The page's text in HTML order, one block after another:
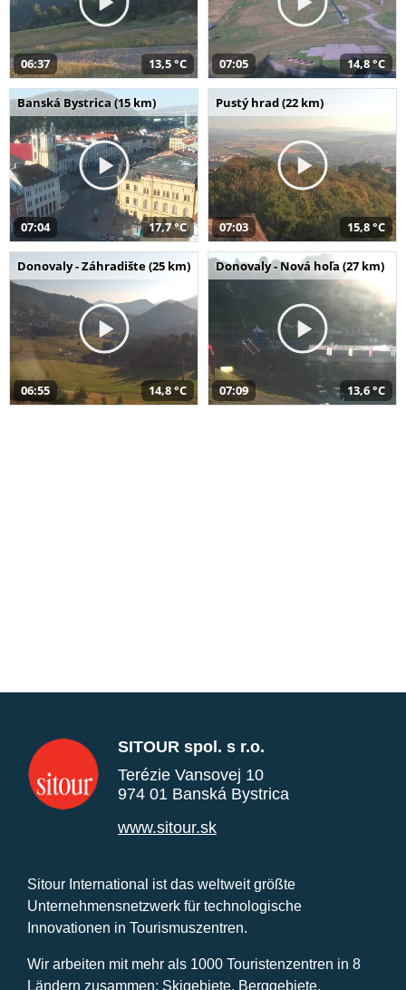
06:37 13,5 °C 07:05 14,8 °C
Banská Bystrica (15 km)
07:04 17,7 °C
Pustý hrad (22 km)
07:03 15,8 °C
Donovaly - Záhradište (25 km)
06:55 14,8 °C
Donovaly - Nová hoľa (27 km)
07:09 13,6 °C
SITOUR spol. s r.o.
Terézie Vansovej 10
974 01 Banská Bystrica
www.sitour.sk
Sitour International ist das weltweit größte
Unternehmensnetzwerk für technologische
Innovationen in Tourismuszentren.
Wir arbeiten mit mehr als 1000 Touristenzentren in 8
Ländern zusammen: Skigebiete, Berggebiete,